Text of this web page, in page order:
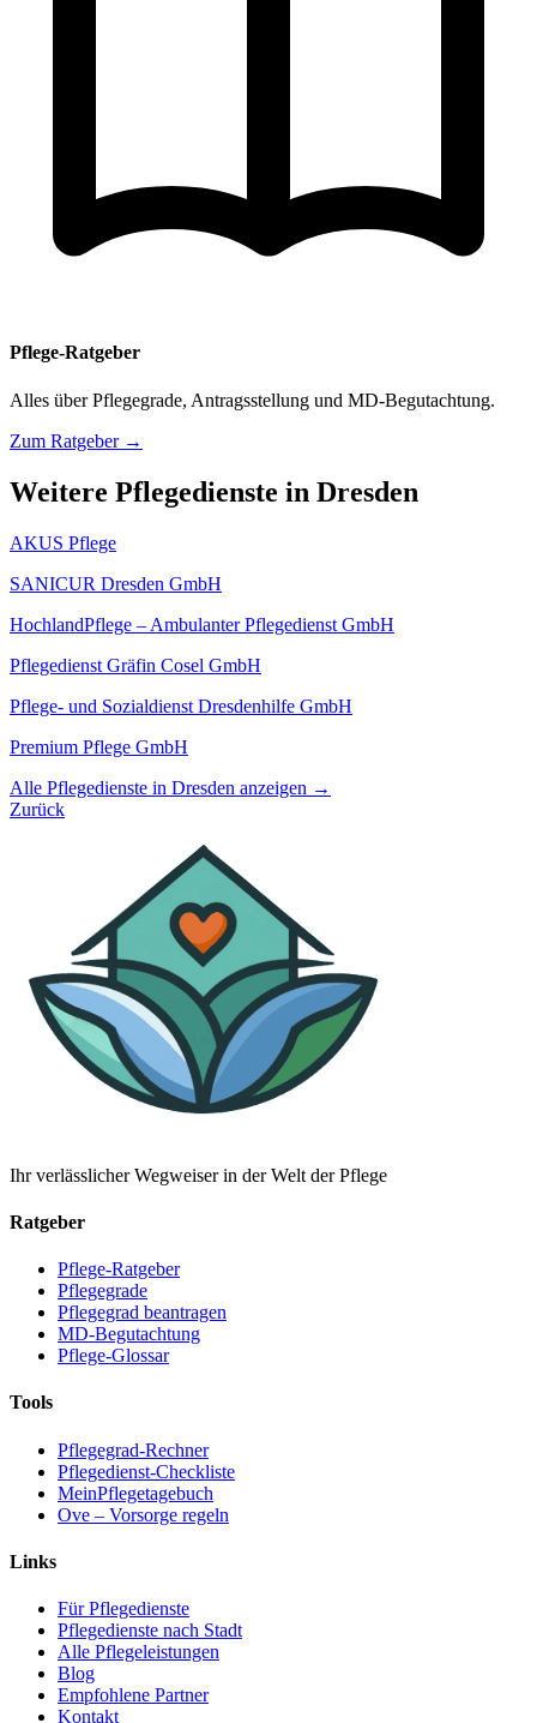
Pflege-Ratgeber
Alles über Pflegegrade, Antragsstellung und MD-Begutachtung.
Zum Ratgeber →
Weitere Pflegedienste in Dresden
AKUS Pflege
SANICUR Dresden GmbH
HochlandPflege – Ambulanter Pflegedienst GmbH
Pflegedienst Gräfin Cosel GmbH
Pflege- und Sozialdienst Dresdenhilfe GmbH
Premium Pflege GmbH
Alle Pflegedienste in Dresden anzeigen →
Zurück
Ihr verlässlicher Wegweiser in der Welt der Pflege
Ratgeber
Pflege-Ratgeber
Pflegegrade
Pflegegrad beantragen
MD-Begutachtung
Pflege-Glossar
Tools
Pflegegrad-Rechner
Pflegedienst-Checkliste
MeinPflegetagebuch
Ove – Vorsorge regeln
Links
Für Pflegedienste
Pflegedienste nach Stadt
Alle Pflegeleistungen
Blog
Empfohlene Partner
Kontakt